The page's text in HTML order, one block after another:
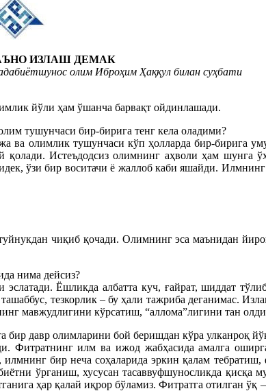
ИЗЛАШ ДЕМАК
олим Иброҳим Ҳаққул билан суҳбати
йўли ҳам ўшанча барвақт ойдинлашади.
тушунчаси бир-бирига тенг кела оладими?
олимлик тушунчаси кўп ҳолларда бир-бирига
Истеъдодсиз олимнинг аҳволи ҳам шунга
ўзи бир воситачи ё жаллоб каби яшайди.
чиқиб қочади. Олимнинг эса маънидан
нима дейсиз?
Ёшликда албатта куч, ғайрат, шиддат
тезкорлик – бу ҳали тажриба деганимас.
мавжудлигини кўрсатиш, “аллома”лигини тан
бир давр олимларини бой беришдан кўра улканроқ
илм ва ижод жабҳасида амалга
бир неча соҳаларида эркин қалам
ўрганиш, хусусан тасаввуфшуносликда қисқа
ҳар қалай иқрор бўламиз. Фитратга отилган ўқ